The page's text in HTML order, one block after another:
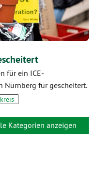
für ein ICE-
Nürnberg für gescheitert.
Kategorien anzeigen